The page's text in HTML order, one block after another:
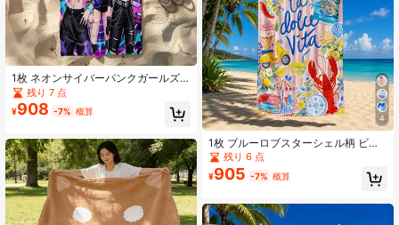
1枚 ネオンサイバーパンクガールズ
グループプリントマイクロファイバ
ービーチタオル、速乾性、砂付きに
くい、軽量ポータブル、収納簡単、
としても使用可能、多目的
残り 7 点
¥908 -7% 概算
4
1枚 ブルーロブスターシェル柄 ビー
チタオル、速乾吸水マイクロファイ
バー生地、バスタオル/プールタオル/
温泉タオル/フィットネスタオルとし
プ、旅行など他のシーンにも適して
います。
残り 6 点
¥905 -7% 概算